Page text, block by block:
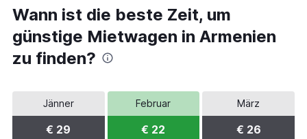
Wann ist die beste Zeit, um
günstige Mietwagen in Armenien
zu finden?
Jänner
€ 29
Februar
€ 22
März
€ 26